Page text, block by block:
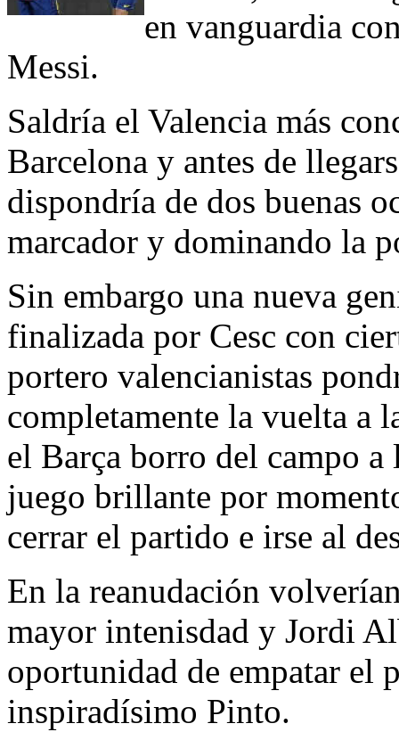
en vanguardia
Messi.
Saldría el Valencia más
Barcelona y antes de
dispondría de dos buenas
marcador y dominando la
Sin embargo una nueva
finalizada por Cesc con
portero valencianistas
completamente la vuelta a
el Barça borro del campo a
juego brillante por
cerrar el partido e irse al
En la reanudación
mayor intenisdad y Jordi
oportunidad de empatar el
inspiradísimo Pinto.